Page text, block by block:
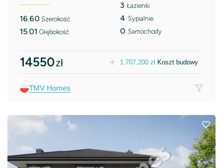
16.60 Szerokość
15.01 Głębokość
3 Łazienki
4 Sypialnie
0 Samochody
14550zł 1.707.200 zł Koszt budowy
TMV Homes